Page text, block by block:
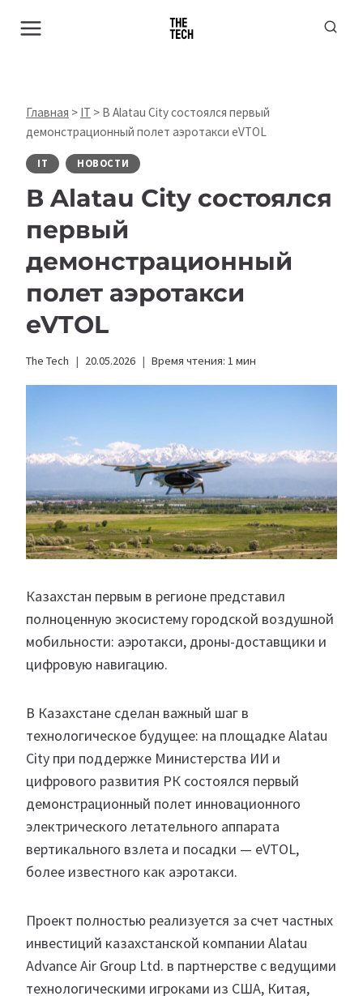
Главная > IT > В Alatau City состоялся первый
демонстрационный полет аэротакси eVTOL
IT НОВОСТИ
В Alatau City состоялся
первый
демонстрационный
полет аэротакси
eVTOL
The Tech 20.05.2026 Время чтения: 1 мин
Казахстан первым в регионе представил
полноценную экосистему городской воздушной
мобильности: аэротакси, дроны-доставщики и
цифровую навигацию.
В Казахстане сделан важный шаг в
технологическое будущее: на площадке Alatau
City при поддержке Министерства ИИ и
цифрового развития РК состоялся первый
демонстрационный полет инновационного
электрического летательного аппарата
вертикального взлета и посадки — eVTOL,
более известного как аэротакси.
Проект полностью реализуется за счет частных
инвестиций казахстанской компании Alatau
Advance Air Group Ltd. в партнерстве с ведущими
технологическими игроками из США, Китая,